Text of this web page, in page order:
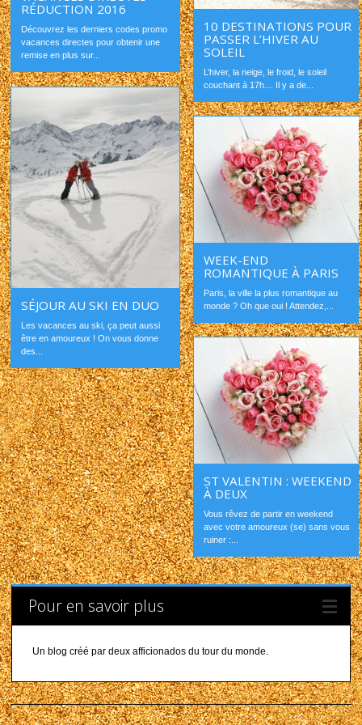
RÉDUCTION 2016
Découvrez les derniers codes promo
vacances directes pour obtenir une
remise en plus sur...
10 DESTINATIONS POUR
PASSER L’HIVER AU
SOLEIL
L’hiver, la neige, le froid, le soleil
couchant à 17h… Il y a de...
SÉJOUR AU SKI EN DUO
Les vacances au ski, ça peut aussi
être en amoureux ! On vous donne
des...
WEEK-END
ROMANTIQUE À PARIS
Paris, la ville la plus romantique au
monde ? Oh que oui ! Attendez,...
ST VALENTIN : WEEKEND
À DEUX
Vous rêvez de partir en weekend
avec votre amoureux (se) sans vous
ruiner :...
Pour en savoir plus
Un blog créé par deux afficionados du tour du monde.